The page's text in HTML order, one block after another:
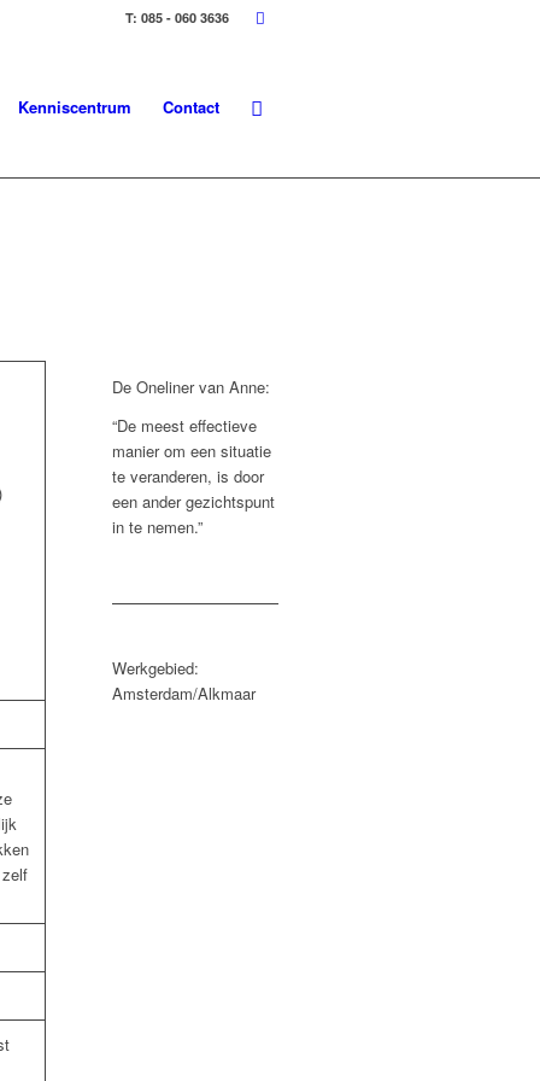
T: 085 - 060 3636
Kenniscentrum Contact
De Oneliner van Anne:
“De meest effectieve
manier om een situatie
te veranderen, is door
een ander gezichtspunt
in te nemen.”
Werkgebied:
Amsterdam/Alkmaar